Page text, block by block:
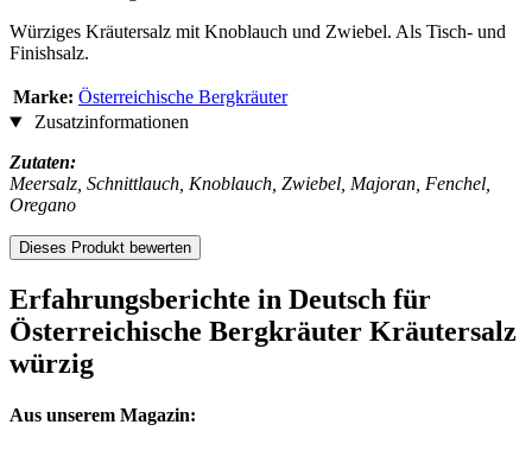
Würziges Kräutersalz mit Knoblauch und Zwiebel. Als Tisch- und
Finishsalz.
Marke: Österreichische Bergkräuter
Zusatzinformationen
Zutaten:
Meersalz, Schnittlauch, Knoblauch, Zwiebel, Majoran, Fenchel,
Oregano
Dieses Produkt bewerten
Erfahrungsberichte in Deutsch für
Österreichische Bergkräuter Kräutersalz
würzig
Aus unserem Magazin: